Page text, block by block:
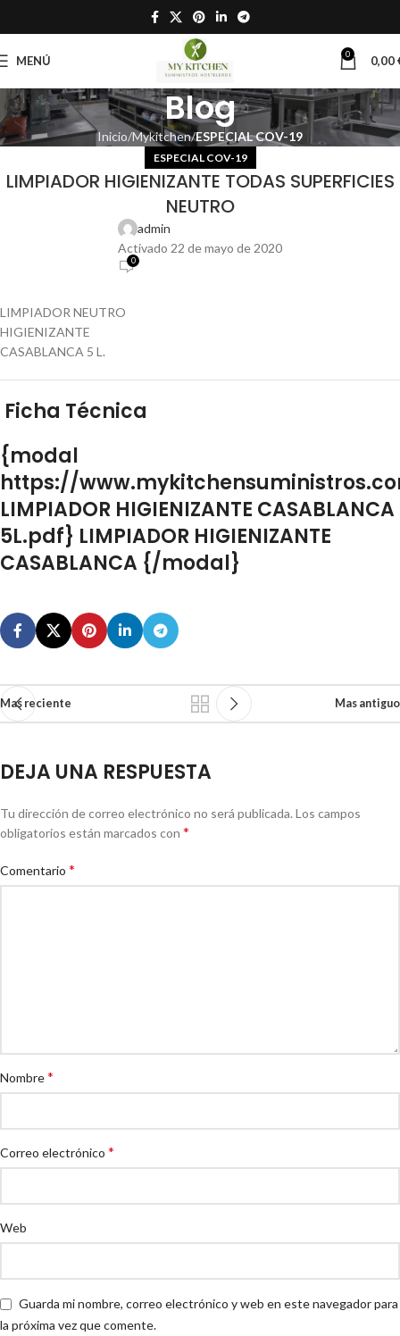
MENÚ 0 0,00
Blog
Inicio Mykitchen ESPECIAL COV-19
ESPECIAL COV-19
LIMPIADOR HIGIENIZANTE TODAS SUPERFICIES
NEUTRO
admin
Activado 22 de mayo de 2020
0
LIMPIADOR NEUTRO
HIGIENIZANTE
CASABLANCA 5 L.
Ficha Técnica
{modal
https://
LIMPIADOR HIGIENIZANTE CASABLANCA
5L.pdf} LIMPIADOR HIGIENIZANTE
CASABLANCA {/modal}
Mas reciente Mas antiguo
DEJA UNA RESPUESTA
Tu dirección de correo electrónico no será publicada. Los campos
obligatorios están marcados con *
Comentario *
Nombre*
Correo electrónico *
Web
Guarda mi nombre, correo electrónico y web en este navegador para
la próxima vez que comente.